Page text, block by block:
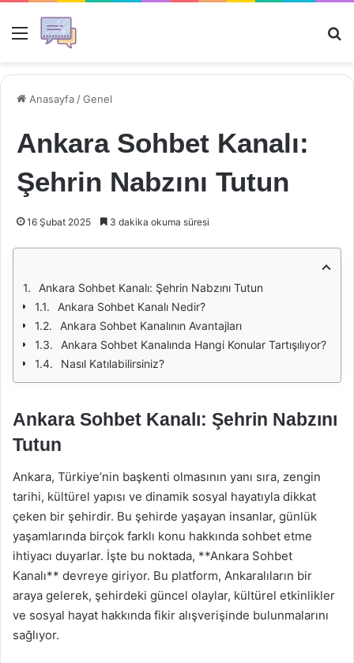
Menü
Anasayfa /Genel
Ankara Sohbet Kanalı:
Şehrin Nabzını Tutun
16 Şubat 2025 3 dakika okuma süresi
Ankara Sohbet Kanalı: Şehrin Nabzını Tutun
Ankara Sohbet Kanalı Nedir?
Ankara Sohbet Kanalının Avantajları
Ankara Sohbet Kanalında Hangi Konular Tartışılıyor?
Nasıl Katılabilirsiniz?
Ankara Sohbet Kanalı: Şehrin Nabzını
Tutun
Ankara, Türkiye’nin başkenti olmasının yanı sıra, zengin
tarihi, kültürel yapısı ve dinamik sosyal hayatıyla dikkat
çeken bir şehirdir. Bu şehirde yaşayan insanlar, günlük
yaşamlarında birçok farklı konu hakkında sohbet etme
ihtiyacı duyarlar. İşte bu noktada, **Ankara Sohbet
Kanalı** devreye giriyor. Bu platform, Ankaralıların bir
araya gelerek, şehirdeki güncel olaylar, kültürel etkinlikler
ve sosyal hayat hakkında fikir alışverişinde bulunmalarını
sağlıyor.